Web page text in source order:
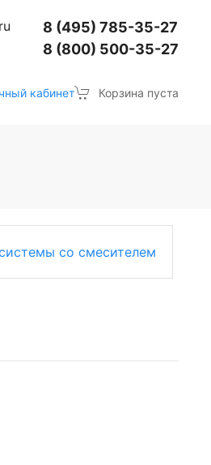
8 (495) 785-35-27
8 (800) 500-35-27
кабинет Корзина пуста
со смесителем